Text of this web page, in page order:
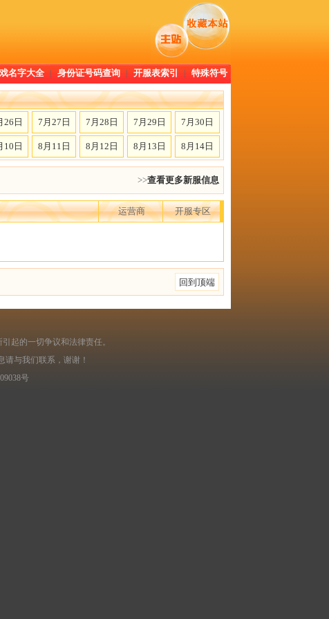
名字大全 | 身份证号码查询 | 开服表索引 | 特殊符号
26日 7月27日 7月28日 7月29日 7月30日
10日 8月11日 8月12日 8月13日 8月14日
>>查看更多新服信息
运营商 开服专区
回到顶端
起的一切争议和法律责任。
请与我们联系，谢谢！
号